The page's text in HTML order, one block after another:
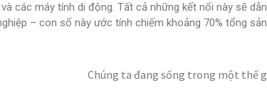
các máy tính di động. Tất cả những kết nối này sẽ
– con số này ước tính chiếm khoảng 70% tổng
Chúng ta đang sống trong một thế